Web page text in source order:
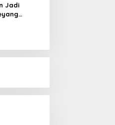
Jadi